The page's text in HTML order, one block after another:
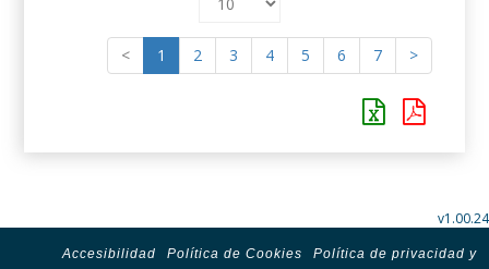
< 1 2 3 4 5 6 7 >
v1.00.24
Accesibilidad Política de Cookies
Política de privacidad y